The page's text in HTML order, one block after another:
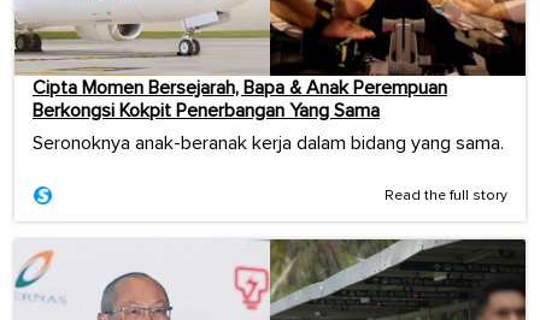
Cipta Momen Bersejarah, Bapa & Anak Perempuan
Berkongsi Kokpit Penerbangan Yang Sama
Seronoknya anak-beranak kerja dalam bidang yang sama.
Read the full story